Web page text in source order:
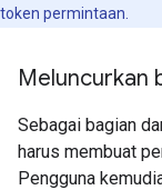
token permintaan.
Meluncurkan
Sebagai bagian
harus membuat
Pengguna